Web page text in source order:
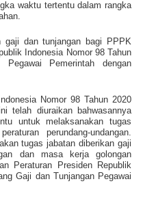
waktu tertentu dalam rangka
gaji dan tunjangan bagi PPPK
Indonesia Nomor 98 Tahun
Pemerintah dengan
Nomor 98 Tahun 2020
telah diuraikan bahwasannya
untuk melaksanakan tugas
perundang-undangan.
tugas jabatan diberikan gaji
dan masa kerja golongan
Peraturan Presiden Republik
Gaji dan Tunjangan Pegawai